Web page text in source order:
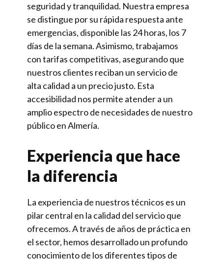
seguridad y tranquilidad. Nuestra empresa
se distingue por su rápida respuesta ante
emergencias, disponible las 24 horas, los 7
días de la semana. Asimismo, trabajamos
con tarifas competitivas, asegurando que
nuestros clientes reciban un servicio de
alta calidad a un precio justo. Esta
accesibilidad nos permite atender a un
amplio espectro de necesidades de nuestro
público en Almería.
Experiencia que hace
la diferencia
La experiencia de nuestros técnicos es un
pilar central en la calidad del servicio que
ofrecemos. A través de años de práctica en
el sector, hemos desarrollado un profundo
conocimiento de los diferentes tipos de